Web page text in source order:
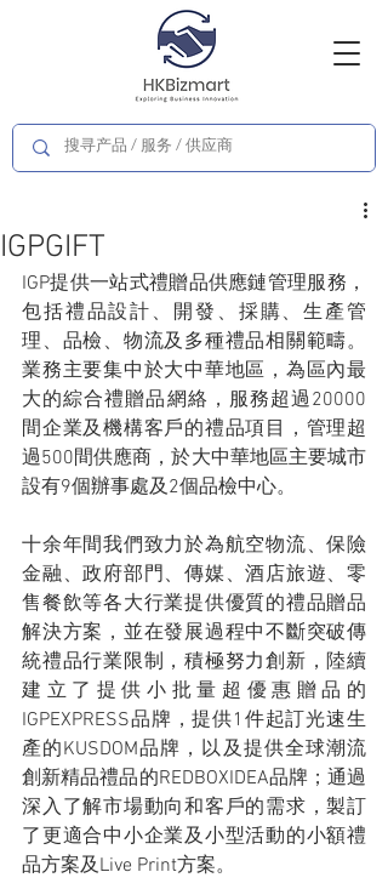
IGPGIFT
IGP提供一站式禮贈品供應鏈管理服務，
包括禮品設計、開發、採購、生產管
理、品檢、物流及多種禮品相關範疇。
業務主要集中於大中華地區，為區內最
大的綜合禮贈品網絡，服務超過20000
間企業及機構客戶的禮品項目，管理超
過500間供應商，於大中華地區主要城市
設有9個辦事處及2個品檢中心。
十余年間我們致力於為航空物流、保險
金融、政府部門、傳媒、酒店旅遊、零
售餐飲等各大行業提供優質的禮品贈品
解決方案，並在發展過程中不斷突破傳
統禮品行業限制，積極努力創新，陸續
建立了提供小批量超優惠贈品的
IGPEXPRESS品牌，提供1件起訂光速生
產的KUSDOM品牌，以及提供全球潮流
創新精品禮品的REDBOXIDEA品牌；通過
深入了解市場動向和客戶的需求，製訂
了更適合中小企業及小型活動的小額禮
品方案及Live Print方案。